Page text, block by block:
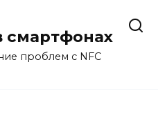
смартфонах
проблем с NFC